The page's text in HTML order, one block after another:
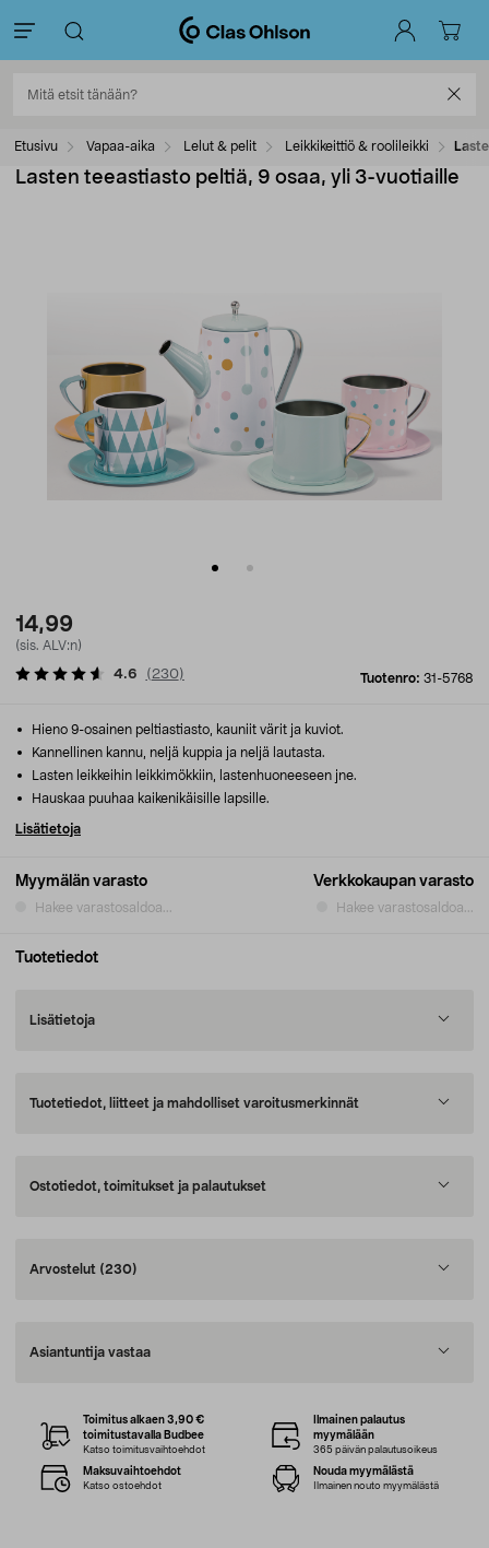
Etusivu Vapaa-aika Lelut & pelit Leikkikeittiö & roolileikki
Lasten teeastiasto peltiä, 9 osaa, yli 3-vuotiaille
14,99
(sis. ALV:n)
Tuotenro: 31-5768
4.6 ( 230)
Myymälän varasto
Hakee varastosaldoa...
Verkkokaupan varasto
Hakee varastosaldoa...
Hieno 9-osainen peltiastiasto, kauniit värit ja kuviot.
Kannellinen kannu, neljä kuppia ja neljä lautasta.
Lasten leikkeihin leikkimökkiin, lastenhuoneeseen jne.
Hauskaa puuhaa kaikenikäisille lapsille.
Lisätietoja
Tuotetiedot
Lisätietoja
Tuotetiedot, liitteet ja mahdolliset varoitusmerkinnät
Ostotiedot, toimitukset ja palautukset
Arvostelut (230)
Asiantuntija vastaa
Toimitus alkaen 3,90 €
toimitustavalla Budbee
Katso toimitusvaihtoehdot
Ilmainen palautus
myymälään
365 päivän palautusoikeus
Maksuvaihtoehdot
Katso ostoehdot
Nouda myymälästä
Ilmainen nouto myymälästä